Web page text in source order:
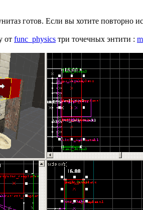
готов. Если вы хотите повторно
от func_physics три точечных энтити :